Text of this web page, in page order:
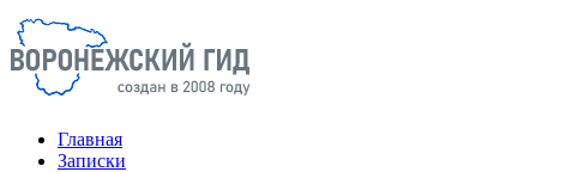
Главная
Записки